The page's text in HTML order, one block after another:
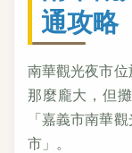
通攻略
南華觀光夜市
那麼龐大，但
「嘉義市南華
市」。